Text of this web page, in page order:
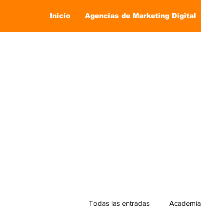
Inicio Agencias de Marketing Digital
Todas las entradas Academia